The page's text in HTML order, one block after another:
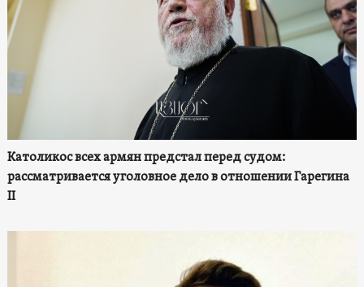
Католикос всех армян предстал перед судом:
рассматривается уголовное дело в отношении Гарегина
II